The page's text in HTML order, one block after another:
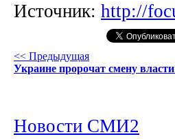
Источник: http://
<< Предыдущая
Украине пророчат смену власти
Новости СМИ2